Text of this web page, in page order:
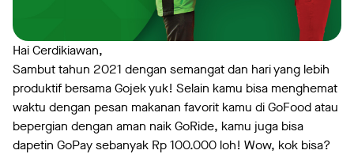
Hai Cerdikiawan,
Sambut tahun 2021 dengan semangat dan hari yang lebih
produktif bersama Gojek yuk! Selain kamu bisa menghemat
waktu dengan pesan makanan favorit kamu di GoFood atau
bepergian dengan aman naik GoRide, kamu juga bisa
dapetin GoPay sebanyak Rp 100.000 loh! Wow, kok bisa?